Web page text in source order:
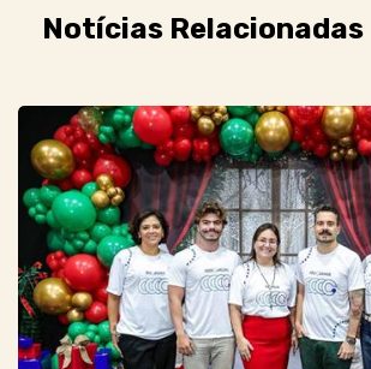
Notícias Relacionadas